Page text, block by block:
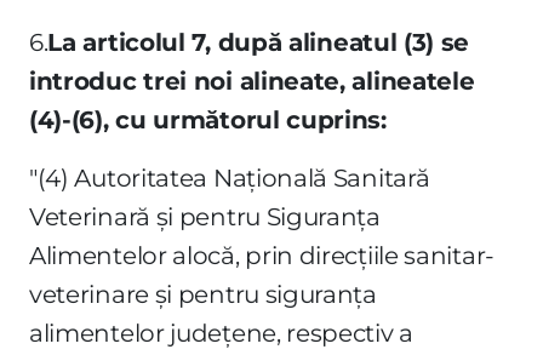
6.La articolul 7, după alineatul (3) se
introduc trei noi alineate, alineatele
(4)-(6), cu următorul cuprins:
"(4) Autoritatea Naţională Sanitară
Veterinară şi pentru Siguranţa
Alimentelor alocă, prin direcţiile sanitar-
veterinare şi pentru siguranţa
alimentelor judeţene, respectiv a